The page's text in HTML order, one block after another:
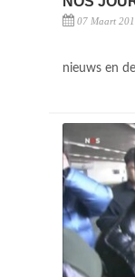
07 Maart
nieuws en